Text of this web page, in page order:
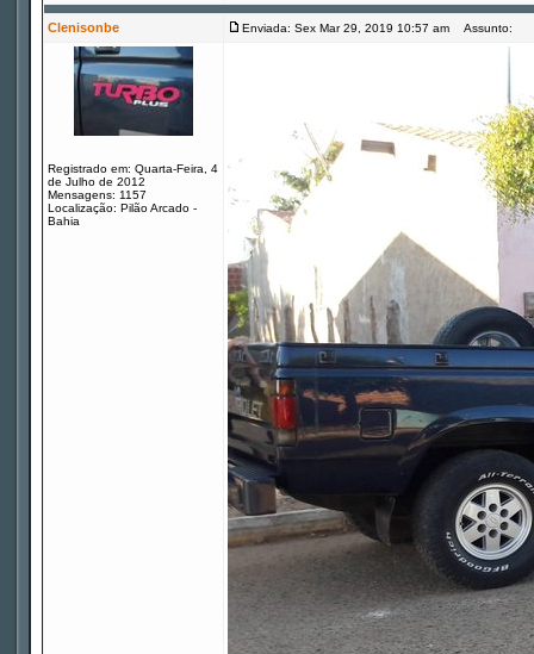
Clenisonbe Enviada: Sex Mar 29, 2019 10:57 am Assunto:
Registrado em: Quarta-Feira, 4
de Julho de 2012
Mensagens: 1157
Localização: Pilão Arcado -
Bahia